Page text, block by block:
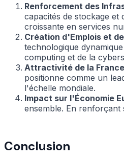
Renforcement des
capacités de stockage et
croissante en services
Création d'Emplois et
technologique
computing et de la
Attractivité de la France
positionne comme un
l'échelle mondiale.
Impact sur l'Économie
ensemble. En renforçant
Conclusion